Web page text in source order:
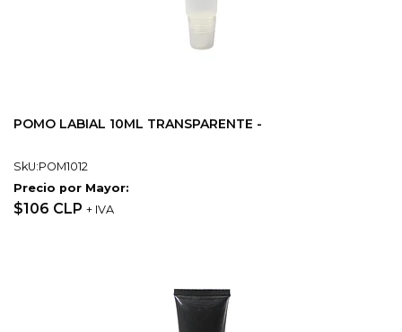
POMO LABIAL 10ML TRANSPARENTE -
SkU:POM1012
Precio por Mayor:
$106 CLP + IVA